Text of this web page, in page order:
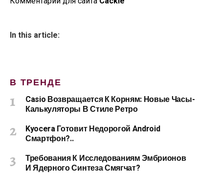
In this article:
В ТРЕНДЕ
Casio Возвращается К Корням: Новые Часы-
Калькуляторы В Стиле Ретро
Kyocera Готовит Недорогой Android
Смартфон?..
Требования К Исследованиям Эмбрионов
И Ядерного Синтеза Смягчат?